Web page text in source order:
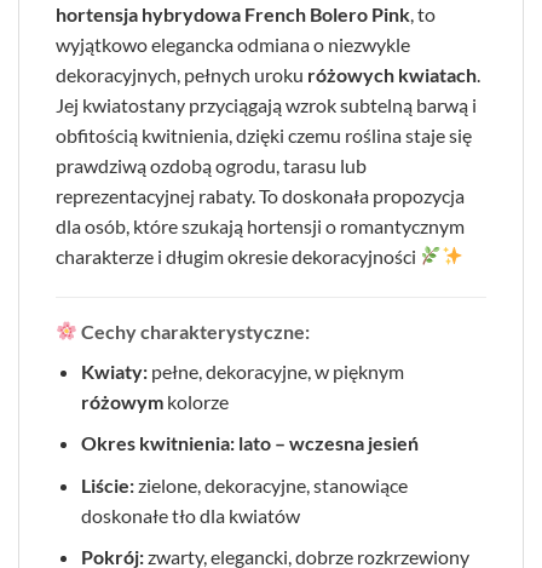
hortensja hybrydowa French Bolero Pink , to
wyjątkowo elegancka odmiana o niezwykle
dekoracyjnych, pełnych uroku różowych kwiatach
Jej kwiatostany przyciągają wzrok subtelną barwą i
obfitością kwitnienia, dzięki czemu roślina staje się
prawdziwą ozdobą ogrodu, tarasu lub
reprezentacyjnej rabaty. To doskonała propozycja
dla osób, które szukają hortensji o romantycznym
charakterze i długim okresie dekoracyjności
Cechy charakterystyczne:
Kwiaty:pełne, dekoracyjne, w pięknym
różowymkolorze
Okres kwitnienia: lato – wczesna jesień
Liście:zielone, dekoracyjne, stanowiące
doskonałe tło dla kwiatów
Pokrój:zwarty, elegancki, dobrze rozkrzewiony